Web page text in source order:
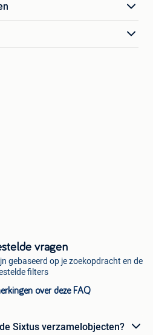
vragen
gebaseerd op je zoekopdracht en de
filters
over deze FAQ
Sixtus verzamelobjecten?